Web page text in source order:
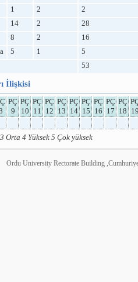
1 2
2
14 2
28
8 2
16
5 1
5
53
İlişkisi
PÇ
9
PÇ
10
PÇ
11
PÇ
12
PÇ
13
PÇ
14
PÇ
15
PÇ
16
PÇ
17
PÇ
18
Orta 4 Yüksek 5 Çok yüksek
Ordu University Rectorate Building